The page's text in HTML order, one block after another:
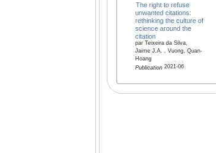
The right to refuse
unwanted citations:
rethinking the culture of
science around the
citation
par Teixeira da Silva,
Jaime J.A. , Vuong, Quan-
Hoang
Publication2021-06